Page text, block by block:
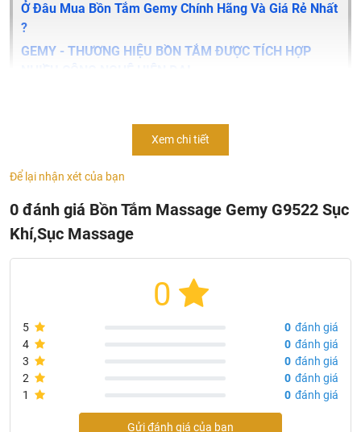
Ở Đâu Mua Bồn Tắm Gemy Chính Hãng Và Giá Rẻ Nhất
?
GEMY - THƯƠNG HIỆU BỒN TẮM ĐƯỢC TÍCH HỢP
lên hiện đại, sang trọng hơn. Với những chức năng hiện
thể,thư giãn trong làn nước. Với thiết kế sang trọng, độ sâu
nhiều khách hàng ưa chuộng
Xem chi tiết
Để lại nhận xét của bạn
0 đánh giá Bồn Tắm Massage Gemy G9522 Sục
Khí,Sục Massage
0
5 0 đánh giá
4
0 đánh giá
3
0 đánh giá
2
0 đánh giá
1
0 đánh giá
Gửi đánh giá của bạn